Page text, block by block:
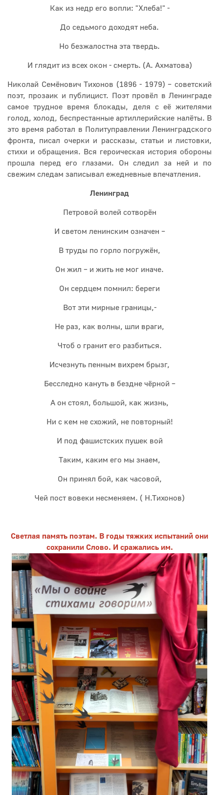
Как из недр его вопли: "Хлеба!" -
До седьмого доходят неба.
Но безжалостна эта твердь.
И глядит из всех окон - смерть. (А. Ахматова)
Николай Семёнович Тихонов (1896 - 1979) – советский
поэт, прозаик и публицист. Поэт провёл в Ленинграде
самое трудное время блокады, деля с её жителями
голод, холод, беспрестанные артиллерийские налёты. В
это время работал в Политуправлении Ленинградского
фронта, писал очерки и рассказы, статьи и листовки,
стихи и обращения. Вся героическая история обороны
прошла перед его глазами. Он следил за ней и по
свежим следам записывал ежедневные впечатления.
Ленинград
Петровой волей сотворён
И светом ленинским означен –
В труды по горло погружён,
Он жил – и жить не мог иначе.
Он сердцем помнил: береги
Вот эти мирные границы,-
Не раз, как волны, шли враги,
Чтоб о гранит его разбиться.
Исчезнуть пенным вихрем брызг,
Бесследно кануть в бездне чёрной –
А он стоял, большой, как жизнь,
Ни с кем не схожий, не повторный!
И под фашистских пушек вой
Таким, каким его мы знаем,
Он принял бой, как часовой,
Чей пост вовеки несменяем. ( Н.Тихонов)
Светлая память поэтам. В годы тяжких испытаний они
сохранили Слово. И сражались им.